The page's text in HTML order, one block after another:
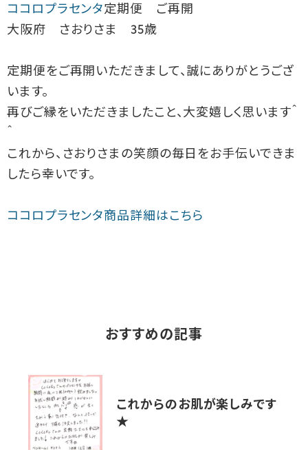
ココロプラセンタ定期便 ご再開
大阪府 さおりさま 35歳
定期便をご再開いただきまして、誠にありがとうござ
います。
再びご縁をいただきましたこと、大変嬉しく思います＾
これから、さおりさまの笑顔の毎日をお手伝いできま
したら幸いです。
ココロプラセンタ商品詳細はこちら
おすすめの記事
これからのお肌が楽しみです
★